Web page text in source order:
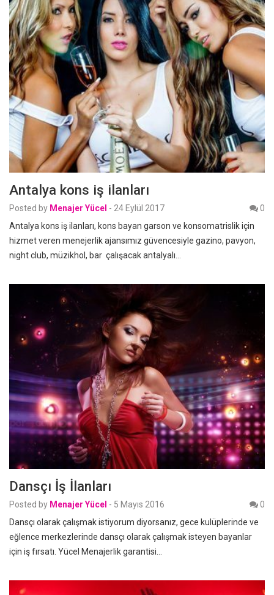
Antalya kons iş ilanları
Posted by Menajer Yücel - 24 Eylül 2017
0
Antalya kons iş ilanları, kons bayan garson ve konsomatrislik için
hizmet veren menejerlik ajansımız güvencesiyle gazino, pavyon,
night club, müzikhol, bar çalışacak antalyalı…
Dansçı İş İlanları
Posted by Menajer Yücel - 5 Mayıs 2016
0
Dansçı olarak çalışmak istiyorum diyorsanız, gece kulüplerinde ve
eğlence merkezlerinde dansçı olarak çalışmak isteyen bayanlar
için iş fırsatı. Yücel Menajerlik garantisi…